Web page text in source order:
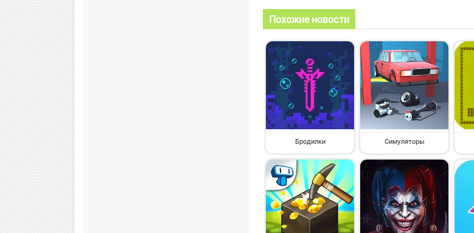
Похожие новости
Бродилки Симуляторы